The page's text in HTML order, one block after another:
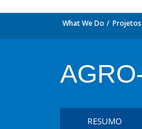
What We Do
RESUMO